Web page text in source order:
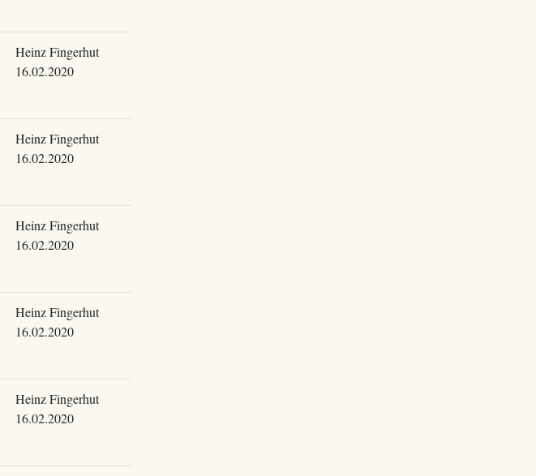
Heinz Fingerhut
16.02.2020
Heinz Fingerhut
16.02.2020
Heinz Fingerhut
16.02.2020
Heinz Fingerhut
16.02.2020
Heinz Fingerhut
16.02.2020